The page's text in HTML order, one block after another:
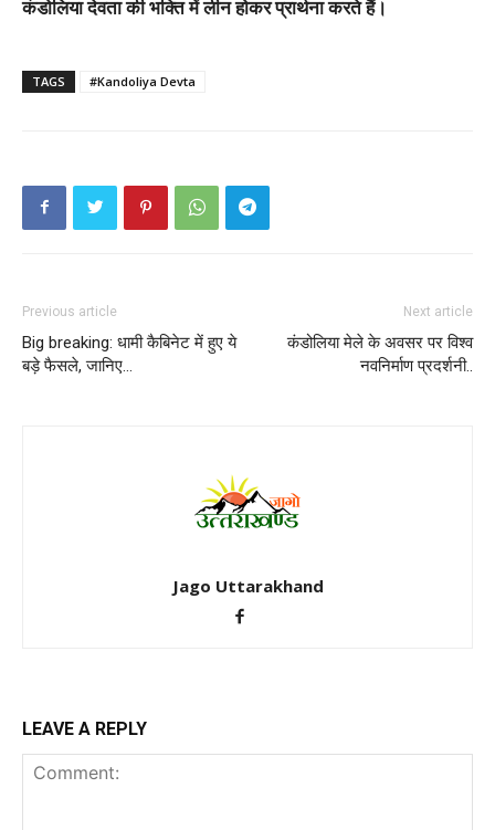
कंडोलिया देवता की भक्ति में लीन होकर प्रार्थना करते हैं।
TAGS #Kandoliya Devta
Previous article
Big breaking: धामी कैबिनेट में हुए ये
बड़े फैसले, जानिए…
Next article
कंडोलिया मेले के अवसर पर विश्व
नवनिर्माण प्रदर्शनी..
Jago Uttarakhand
LEAVE A REPLY